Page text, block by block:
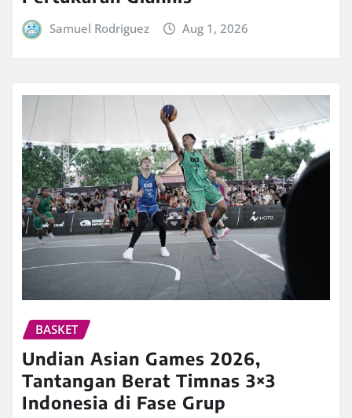
Samuel Rodriguez Aug 1, 2026
BASKET
Undian Asian Games 2026,
Tantangan Berat Timnas 3×3
Indonesia di Fase Grup